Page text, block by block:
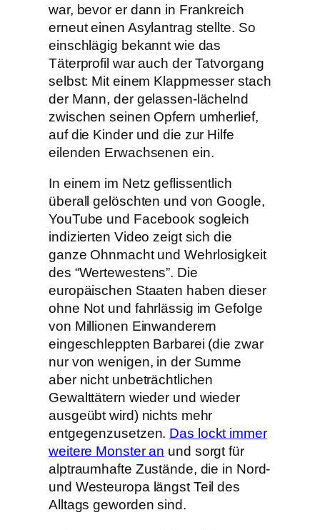
war, bevor er dann in Frankreich
erneut einen Asylantrag stellte. So
einschlägig bekannt wie das
Täterprofil war auch der Tatvorgang
selbst: Mit einem Klappmesser stach
der Mann, der gelassen-lächelnd
zwischen seinen Opfern umherlief,
auf die Kinder und die zur Hilfe
eilenden Erwachsenen ein.
In einem im Netz geflissentlich
überall gelöschten und von Google,
YouTube und Facebook sogleich
indizierten Video zeigt sich die
ganze Ohnmacht und Wehrlosigkeit
des “Wertewestens”. Die
europäischen Staaten haben dieser
ohne Not und fahrlässig im Gefolge
von Millionen Einwanderern
eingeschleppten Barbarei (die zwar
nur von wenigen, in der Summe
aber nicht unbeträchtlichen
Gewalttätern wieder und wieder
ausgeübt wird) nichts mehr
entgegenzusetzen. Das lockt immer
weitere Monster an und sorgt für
alptraumhafte Zustände, die in Nord-
und Westeuropa längst Teil des
Alltags geworden sind.